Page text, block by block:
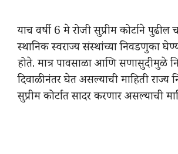
याच वर्षी 6 मे रोजी सुप्रीम कोर्टाने पुढील
स्थानिक स्वराज्य संस्थांच्या निवडणुका
होते. मात्र पावसाळा आणि सणासुदीमुळे
दिवाळीनंतर घेत असल्याची माहिती
सुप्रीम कोर्टात सादर करणार असल्याची